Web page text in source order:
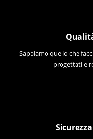
Sappiamo quello che
progettati e